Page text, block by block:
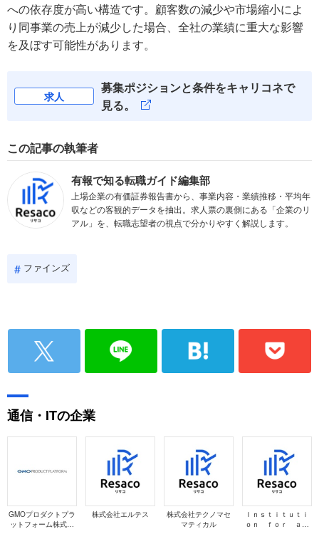
への依存度が高い構造です。顧客数の減少や市場縮小によ
り同事業の売上が減少した場合、全社の業績に重大な影響
を及ぼす可能性があります。
求人
募集ポジションと条件をキャリコネで
見る。
この記事の執筆者
有報で知る転職ガイド編集部
上場企業の有価証券報告書から、事業内容・業績推移・平均年
収などの客観的データを抽出。求人票の裏側にある「企業のリ
アル」を、転職志望者の視点で分かりやすく解説します。
ファインズ
通信・ITの企業
GMOプロダクトプラ
ットフォーム株式会
株式会社エルテス
株式会社テクノマセ
マティカル
Ｉｎｓｔｉｔｕｔｉ
ｏｎ ｆｏｒ ａ